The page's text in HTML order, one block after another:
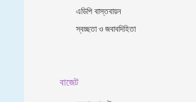
এডিপি বাস্তবায়ন
স্বচ্ছতা ও জবাবদিহিতা
বাজেট